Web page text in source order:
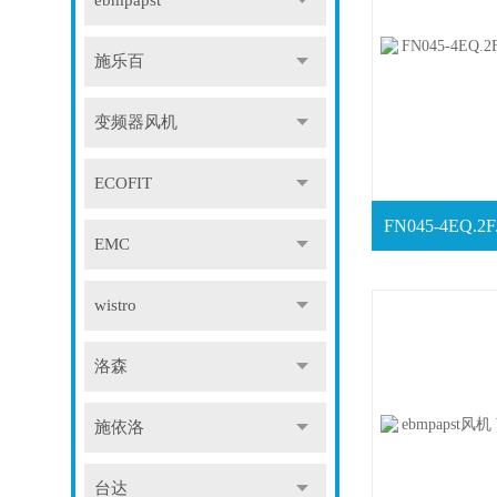
施乐百
变频器风机
ECOFIT
EMC
wistro
洛森
施依洛
台达